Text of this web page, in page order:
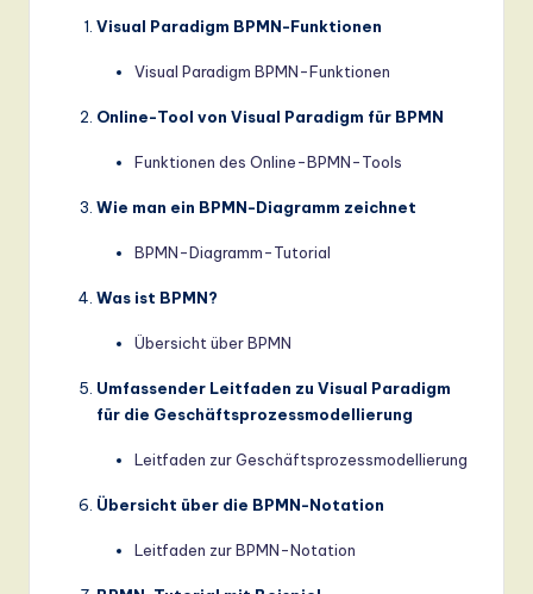
Visual Paradigm BPMN-Funktionen
Visual Paradigm BPMN-Funktionen
Online-Tool von Visual Paradigm für BPMN
Funktionen des Online-BPMN-Tools
Wie man ein BPMN-Diagramm zeichnet
BPMN-Diagramm-Tutorial
Was ist BPMN?
Übersicht über BPMN
Umfassender Leitfaden zu Visual Paradigm
für die Geschäftsprozessmodellierung
Leitfaden zur Geschäftsprozessmodellierung
Übersicht über die BPMN-Notation
Leitfaden zur BPMN-Notation